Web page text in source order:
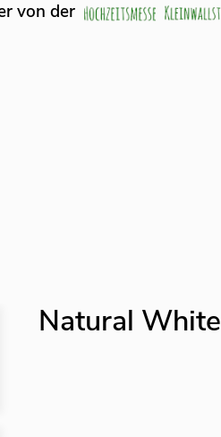
Natural White